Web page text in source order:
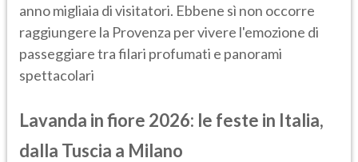
anno migliaia di visitatori. Ebbene sì non occorre
raggiungere la Provenza per vivere l'emozione di
passeggiare tra filari profumati e panorami
spettacolari
Lavanda in fiore 2026: le feste in Italia,
dalla Tuscia a Milano